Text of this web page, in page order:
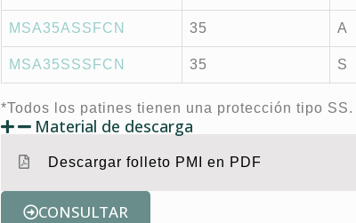
MSA35ASSFCN 35 A
MSA35SSSFCN 35 S
*Todos los patines tienen una protección tipo SS.
Material de descarga
Descargar folleto PMI en PDF
CONSULTAR